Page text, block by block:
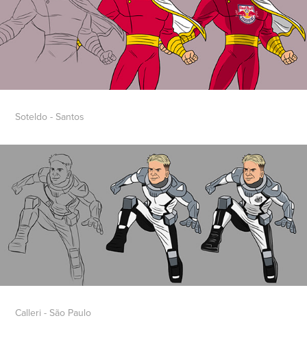
Soteldo - Santos
Calleri - São Paulo